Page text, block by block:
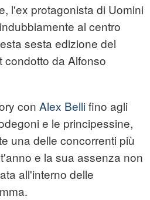
l'ex protagonista di Uomini
al centro
sesta edizione del
condotto da Alfonso
con Alex Bellifino agli
e le principessine,
una delle concorrenti più
e la sua assenza non
all'interno delle